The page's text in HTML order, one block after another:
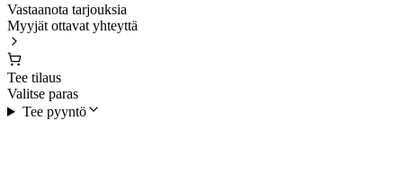
Vastaanota tarjouksia
Myyjät ottavat yhteyttä
Tee tilaus
Valitse paras
Tee pyyntö